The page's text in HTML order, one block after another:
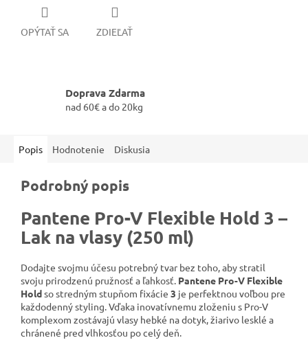
OPÝTAŤ SA ZDIEĽAŤ
Doprava Zdarma
nad 60€ a do 20kg
Popis Hodnotenie Diskusia
Podrobný popis
Pantene Pro-V Flexible Hold 3 –
Lak na vlasy (250 ml)
Dodajte svojmu účesu potrebný tvar bez toho, aby stratil
svoju prirodzenú pružnosť a ľahkosť. Pantene Pro-V Flexible
Holdso stredným stupňom fixácie 3 je perfektnou voľbou pre
každodenný styling. Vďaka inovatívnemu zloženiu s Pro-V
komplexom zostávajú vlasy hebké na dotyk, žiarivo lesklé a
chránené pred vlhkosťou po celý deň.